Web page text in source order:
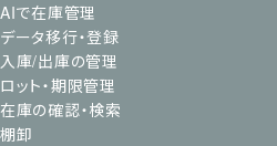
AIで在庫管理
データ移行・登録
入庫/出庫の管理
ロット・期限管理
在庫の確認・検索
棚卸